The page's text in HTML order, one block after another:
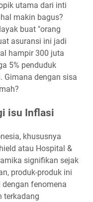
utama dari inti
makin bagus?
buat "orang
asuransi ini jadi
hampir 300 juta
5% penduduk
Gimana dengan sisa
isu Inflasi
khususnya
atau Hospital &
signifikan sejak
produk-produk ini
fenomena
terkadang